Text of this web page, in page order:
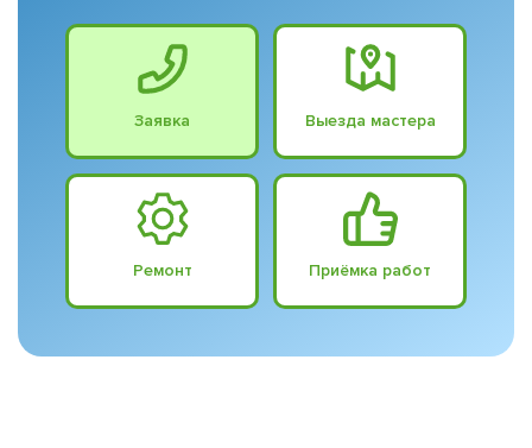
Заявка Выезда мастера
Ремонт Приёмка работ